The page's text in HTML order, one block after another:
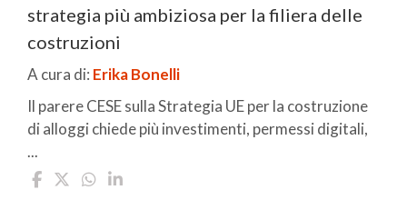
strategia più ambiziosa per la filiera delle
costruzioni
A cura di: Erika Bonelli
Il parere CESE sulla Strategia UE per la costruzione
di alloggi chiede più investimenti, permessi digitali,
...